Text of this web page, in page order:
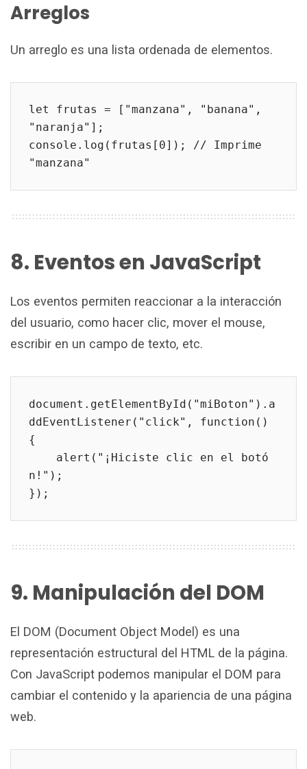
Arreglos
Un arreglo es una lista ordenada de elementos.
let frutas = ["manzana", "banana",
"naranja"];
console.log(frutas[0]); // Imprime
"manzana"
8. Eventos en JavaScript
Los eventos permiten reaccionar a la interacción
del usuario, como hacer clic, mover el mouse,
escribir en un campo de texto, etc.
document.getElementById("miBoton").a
ddEventListener("click", function()
{
n!");
});
9. Manipulación del DOM
El DOM (Document Object Model) es una
representación estructural del HTML de la página.
Con JavaScript podemos manipular el DOM para
cambiar el contenido y la apariencia de una página
web.